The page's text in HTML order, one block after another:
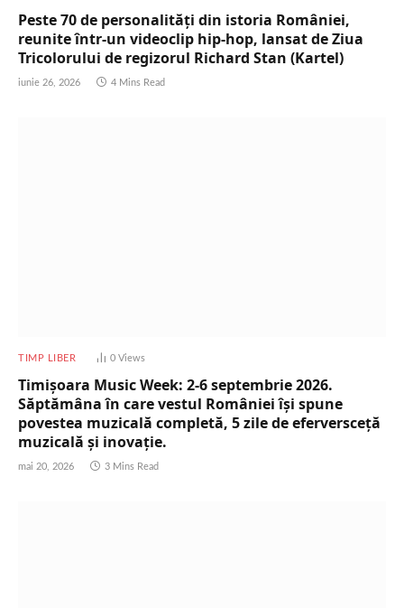
Peste 70 de personalități din istoria României,
reunite într-un videoclip hip-hop, lansat de Ziua
Tricolorului de regizorul Richard Stan (Kartel)
iunie 26, 2026 4 Mins Read
TIMP LIBER 0 Views
Timișoara Music Week: 2-6 septembrie 2026.
Săptămâna în care vestul României își spune
povestea muzicală completă, 5 zile de eferversceță
muzicală și inovație.
mai 20, 2026 3 Mins Read